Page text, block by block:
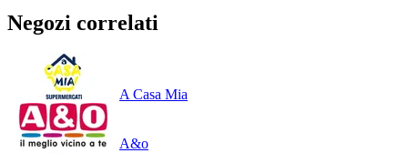
Negozi correlati
A Casa Mia
A&o